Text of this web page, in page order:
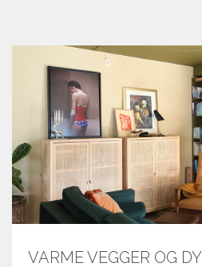
VARME VEGGER OG